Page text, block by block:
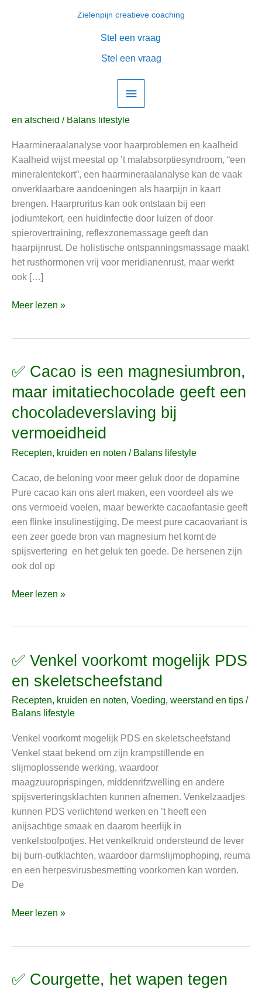
Zielenpijn creatieve coaching
Hoofdmenu
Stel een vraag
Stel een vraag
✅ Haarmineraalanalyse voor
haarproblemen en kaalheid, bij
Nieuws, gezondheid en interviews
en afscheid / Balans lifestyle
Haarmineraalanalyse voor haarproblemen en kaalheid
Kaalheid wijst meestal op ’t malabsorptiesyndroom, “een
mineralentekort”, een haarmineraalanalyse kan de vaak
onverklaarbare aandoeningen als haarpijn in kaart
brengen. Haarpruritus kan ook ontstaan bij een
jodiumtekort, een huidinfectie door luizen of door
spierovertraining, reflexzonemassage geeft dan
haarpijnrust. De holistische ontspanningsmassage maakt
het rusthormonen vrij voor meridianenrust, maar werkt
ook […]
kaalheid,
jeuk,
haaruitval
Meer lezen »
✅ Cacao is een magnesiumbron,
maar imitatiechocolade geeft een
chocoladeverslaving bij
vermoeidheid
Recepten, kruiden en noten / Balans lifestyle
Cacao, de beloning voor meer geluk door de dopamine
Pure cacao kan ons alert maken, een voordeel als we
ons vermoeid voelen, maar bewerkte cacaofantasie geeft
een flinke insulinestijging. De meest pure cacaovariant is
een zeer goede bron van magnesium het komt de
spijsvertering en het geluk ten goede. De hersenen zijn
ook dol op
✅
is
een
magnesiumbron,
maar
imitatiechocolade
Meer lezen »
✅ Venkel voorkomt mogelijk PDS
en skeletscheefstand
Recepten, kruiden en noten, Voeding, weerstand en tips /
Balans lifestyle
Venkel voorkomt mogelijk PDS en skeletscheefstand
Venkel staat bekend om zijn krampstillende en
slijmoplossende werking, waardoor
maagzuuroprispingen, middenrifzwelling en andere
spijsverteringsklachten kunnen afnemen. Venkelzaadjes
kunnen PDS verlichtend werken en ’t heeft een
anijsachtige smaak en daarom heerlijk in
venkelstoofpotjes. Het venkelkruid ondersteund de lever
bij burn-outklachten, waardoor darmslijmophoping, reuma
en een herpesvirusbesmetting voorkomen kan worden.
De
✅
voorkomt
mogelijk
PDS
skeletscheefstand
Meer lezen »
✅ Courgette, het wapen tegen
✅